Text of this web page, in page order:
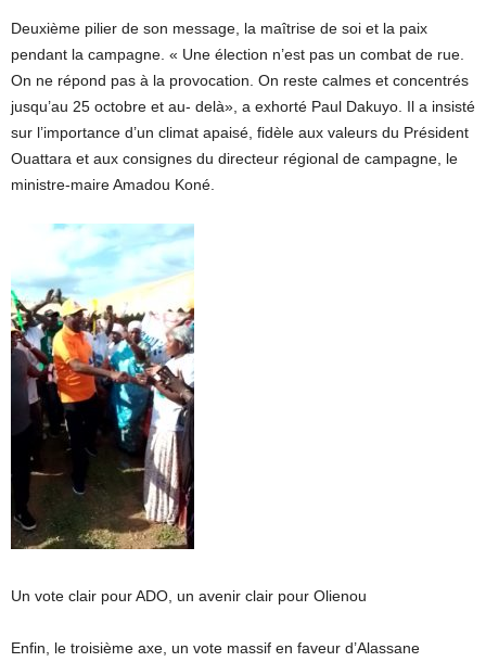
Deuxième pilier de son message, la maîtrise de soi et la paix
pendant la campagne. « Une élection n’est pas un combat de rue.
On ne répond pas à la provocation. On reste calmes et concentrés
jusqu’au 25 octobre et au- delà», a exhorté Paul Dakuyo. Il a insisté
sur l’importance d’un climat apaisé, fidèle aux valeurs du Président
Ouattara et aux consignes du directeur régional de campagne, le
ministre-maire Amadou Koné.
Un vote clair pour ADO, un avenir clair pour Olienou
Enfin, le troisième axe, un vote massif en faveur d’Alassane